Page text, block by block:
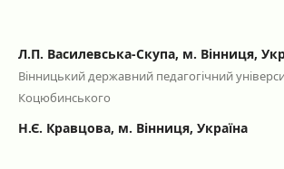
Л.П. Василевська-Скупа, м. Вінниця,
Вінницький державний педагогічний
Коцюбинського
Н.Є. Кравцова, м. Вінниця, Україна